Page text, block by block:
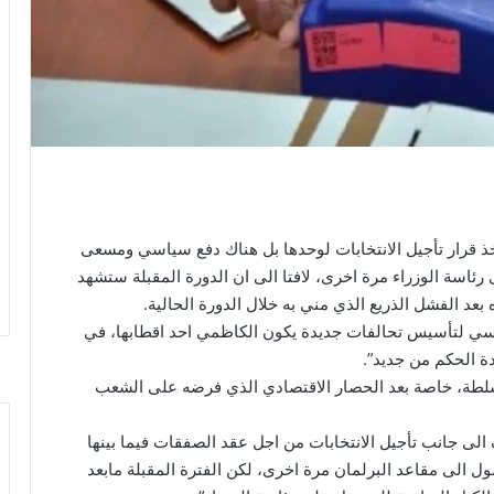
قرار تأجيل الانتخابات لوحدها بل هناك دفع سياسي ومسعى
الوزراء مرة اخرى، لافتا الى ان الدورة المقبلة ستشهد
الفشل الذريع الذي مني به خلال الدورة الحالية.
لتأسيس تحالفات جديدة يكون الكاظمي احد اقطابها، في
الحكم من جديد”.
خاصة بعد الحصار الاقتصادي الذي فرضه على الشعب
جانب تأجيل الانتخابات من اجل عقد الصفقات فيما بينها
مقاعد البرلمان مرة اخرى، لكن الفترة المقبلة مابعد